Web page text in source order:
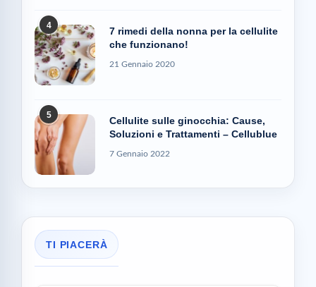
4
7 rimedi della nonna per la cellulite
che funzionano!
21 Gennaio 2020
5
Cellulite sulle ginocchia: Cause,
Soluzioni e Trattamenti – Cellublue
7 Gennaio 2022
TI PIACERÀ